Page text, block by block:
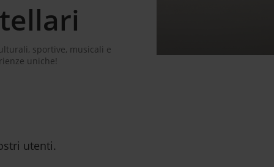
sportive, musicali e
uniche!
utenti.